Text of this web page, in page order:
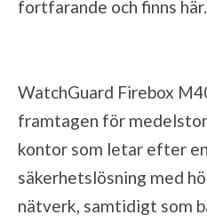
fortfarande och finns här.
WatchGuard Firebox
framtagen för
kontor som letar efter
säkerhetslösning med
nätverk, samtidigt som